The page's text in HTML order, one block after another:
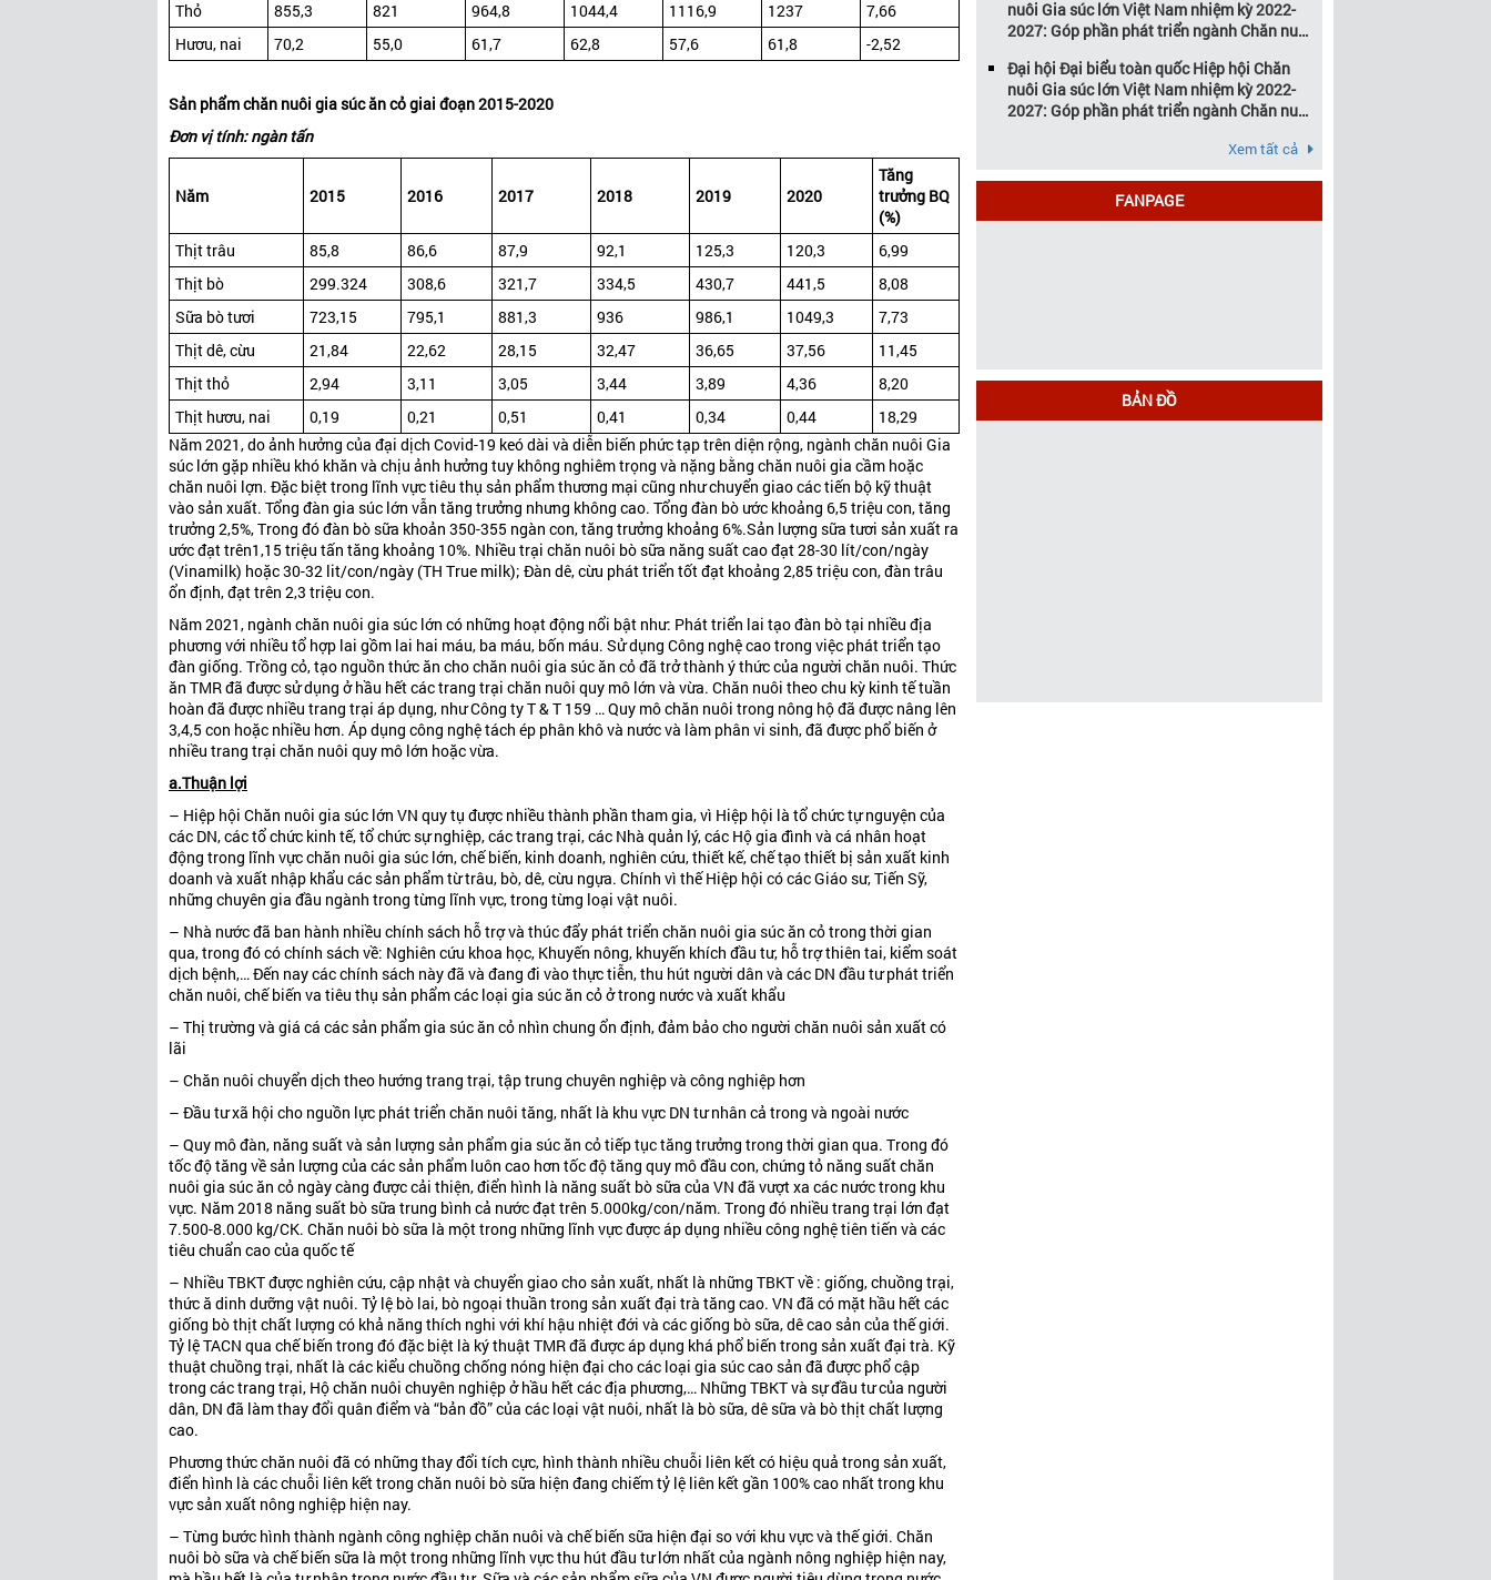
Thỏ
855,3 821 964,8 1044,4 1116,9 1237
7,66
Hươu, nai
70,2 55,0 61,7 62,8 57,6 61,8 -2,52
Sản phẩm chăn nuôi gia súc ăn cỏ giai đoạn 2015-2020
Đơn vị tính: ngàn tấn
Năm 2015 2016 2017 2018 2019 2020
Tăng
trưởng BQ
(%)
Thịt trâu
85,8 86,6 87,9 92,1 125,3 120,3
6,99
Thịt bò
299.324 308,6 321,7 334,5 430,7 441,5
8,08
Sữa bò tươi
723,15 795,1 881,3 936 986,1 1049,3
7,73
Thịt dê, cừu
21,84 22,62 28,15 32,47 36,65 37,56
11,45
Thịt thỏ
2,94 3,11 3,05 3,44 3,89 4,36
8,20
Thịt hươu, nai
0,19 0,21 0,51 0,41 0,34 0,44
18,29
Năm 2021, do ảnh hưởng của đại dịch Covid-19 keó dài và diễn biến phức tạp trên diện rộng, ngành chăn nuôi Gia
súc lớn gặp nhiều khó khăn và chịu ảnh hưởng tuy không nghiêm trọng và nặng bằng chăn nuôi gia cầm hoặc
chăn nuôi lợn. Đặc biệt trong lĩnh vực tiêu thụ sản phẩm thương mại cũng như chuyển giao các tiến bộ kỹ thuật
vào sản xuất. Tổng đàn gia súc lớn vẫn tăng trưởng nhưng không cao. Tổng đàn bò ước khoảng 6,5 triệu con, tăng
trưởng 2,5%, Trong đó đàn bò sữa khoản 350-355 ngàn con, tăng trưởng khoảng 6%.Sản lượng sữa tươi sản xuất ra
ước đạt trên1,15 triệu tấn tăng khoảng 10%. Nhiều trại chăn nuôi bò sữa năng suất cao đạt 28-30 lít/con/ngày
(Vinamilk) hoặc 30-32 lit/con/ngày (TH True milk); Đàn dê, cừu phát triển tốt đạt khoảng 2,85 triệu con, đàn trâu
ổn định, đạt trên 2,3 triệu con.
Năm 2021, ngành chăn nuôi gia súc lớn có những hoạt động nổi bật như: Phát triển lai tạo đàn bò tại nhiều địa
phương với nhiều tổ hợp lai gồm lai hai máu, ba máu, bốn máu. Sử dụng Công nghệ cao trong việc phát triển tạo
đàn giống. Trồng cỏ, tạo nguồn thức ăn cho chăn nuôi gia súc ăn cỏ đã trở thành ý thức của người chăn nuôi. Thức
ăn TMR đã được sử dụng ở hầu hết các trang trại chăn nuôi quy mô lớn và vừa. Chăn nuôi theo chu kỳ kinh tế tuần
hoàn đã được nhiều trang trại áp dụng, như Công ty T & T 159 … Quy mô chăn nuôi trong nông hộ đã được nâng lên
3,4,5 con hoặc nhiều hơn. Áp dụng công nghệ tách ép phân khô và nước và làm phân vi sinh, đã được phổ biến ở
nhiều trang trại chăn nuôi quy mô lớn hoặc vừa.
a.Thuận lợi
– Hiệp hội Chăn nuôi gia súc lớn VN quy tụ được nhiều thành phần tham gia, vì Hiệp hội là tổ chức tự nguyện của
các DN, các tổ chức kinh tế, tổ chức sự nghiệp, các trang trại, các Nhà quản lý, các Hộ gia đình và cá nhân hoạt
động trong lĩnh vực chăn nuôi gia súc lớn, chế biến, kinh doanh, nghiên cứu, thiết kế, chế tạo thiết bị sản xuất kinh
doanh và xuất nhập khẩu các sản phẩm từ trâu, bò, dê, cừu ngựa. Chính vì thế Hiệp hội có các Giáo sư, Tiến Sỹ,
những chuyên gia đầu ngành trong từng lĩnh vực, trong từng loại vật nuôi.
– Nhà nước đã ban hành nhiều chính sách hỗ trợ và thúc đẩy phát triển chăn nuôi gia súc ăn cỏ trong thời gian
qua, trong đó có chính sách về: Nghiên cứu khoa học, Khuyến nông, khuyến khích đầu tư, hỗ trợ thiên tai, kiểm soát
dịch bệnh,… Đến nay các chính sách này đã và đang đi vào thực tiễn, thu hút người dân và các DN đầu tư phát triển
chăn nuôi, chế biến va tiêu thụ sản phẩm các loại gia súc ăn cỏ ở trong nước và xuất khẩu
– Thị trường và giá cá các sản phẩm gia súc ăn cỏ nhìn chung ổn định, đảm bảo cho người chăn nuôi sản xuất có
lãi
– Chăn nuôi chuyển dịch theo hướng trang trại, tập trung chuyên nghiệp và công nghiệp hơn
– Đầu tư xã hội cho nguồn lực phát triển chăn nuôi tăng, nhất là khu vực DN tư nhân cả trong và ngoài nước
– Quy mô đàn, năng suất và sản lượng sản phẩm gia súc ăn cỏ tiếp tục tăng trưởng trong thời gian qua. Trong đó
tốc độ tăng về sản lượng của các sản phẩm luôn cao hơn tốc độ tăng quy mô đầu con, chứng tỏ năng suất chăn
nuôi gia súc ăn cỏ ngày càng được cải thiện, điển hình là năng suất bò sữa của VN đã vượt xa các nước trong khu
vực. Năm 2018 năng suất bò sữa trung bình cả nước đạt trên 5.000kg/con/năm. Trong đó nhiều trang trại lớn đạt
7.500-8.000 kg/CK. Chăn nuôi bò sữa là một trong những lĩnh vực được áp dụng nhiều công nghệ tiên tiến và các
tiêu chuẩn cao của quốc tế
– Nhiều TBKT được nghiên cứu, cập nhật và chuyển giao cho sản xuất, nhất là những TBKT về : giống, chuồng trại,
thức ă dinh dưỡng vật nuôi. Tỷ lệ bò lai, bò ngoại thuần trong sản xuất đại trà tăng cao. VN đã có mặt hầu hết các
giống bò thịt chất lượng có khả năng thích nghi với khí hậu nhiệt đới và các giống bò sữa, dê cao sản của thế giới.
Tỷ lệ TACN qua chế biến trong đó đặc biệt là ký thuật TMR đã được áp dụng khá phổ biến trong sản xuất đại trà. Kỹ
thuật chuồng trại, nhất là các kiểu chuồng chống nóng hiện đại cho các loại gia súc cao sản đã được phổ cập
trong các trang trại, Hộ chăn nuôi chuyên nghiệp ở hầu hết các địa phương,… Những TBKT và sự đầu tư của người
dân, DN đã làm thay đổi quân điểm và “bản đồ” của các loại vật nuôi, nhất là bò sữa, dê sữa và bò thịt chất lượng
cao.
Phương thức chăn nuôi đã có những thay đổi tích cực, hình thành nhiều chuỗi liên kết có hiệu quả trong sản xuất,
điển hình là các chuỗi liên kết trong chăn nuôi bò sữa hiện đang chiếm tỷ lệ liên kết gần 100% cao nhất trong khu
vực sản xuất nông nghiệp hiện nay.
– Từng bước hình thành ngành công nghiệp chăn nuôi và chế biến sữa hiện đại so với khu vực và thế giới. Chăn
nuôi bò sữa và chế biến sữa là một trong những lĩnh vực thu hút đầu tư lớn nhất của ngành nông nghiệp hiện nay,
nuôi Gia súc lớn Việt Nam nhiệm kỳ 2022-
2027: Góp phần phát triển ngành Chăn nuôi
Đại hội Đại biểu toàn quốc Hiệp hội Chăn
nuôi Gia súc lớn Việt Nam nhiệm kỳ 2022-
2027: Góp phần phát triển ngành Chăn nuôi
Xem tất cả
FANPAGE
BẢN ĐỒ